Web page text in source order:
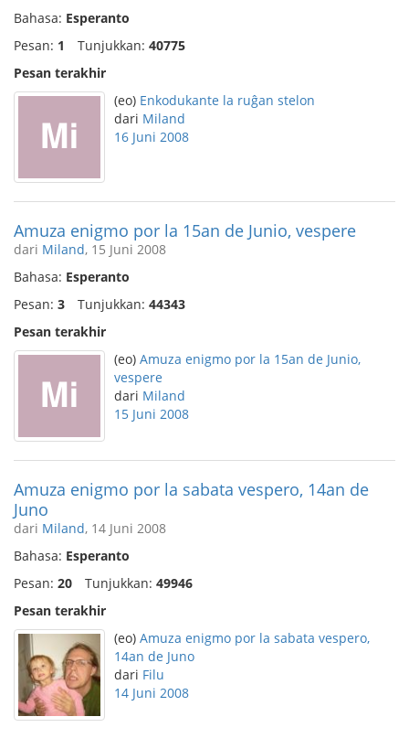
Bahasa: Esperanto
Pesan: 1 Tunjukkan: 40775
Pesan terakhir
(eo) Enkodukante la ruĝan stelon
dari Miland
16 Juni 2008
Amuza enigmo por la 15an de Junio, vespere
dari Miland, 15 Juni 2008
Bahasa: Esperanto
Pesan: 3 Tunjukkan: 44343
Pesan terakhir
(eo) Amuza enigmo por la 15an de Junio,
vespere
dari Miland
15 Juni 2008
Amuza enigmo por la sabata vespero, 14an de
Juno
dari Miland, 14 Juni 2008
Bahasa: Esperanto
Pesan: 20 Tunjukkan: 49946
Pesan terakhir
(eo) Amuza enigmo por la sabata vespero,
14an de Juno
dari Filu
14 Juni 2008